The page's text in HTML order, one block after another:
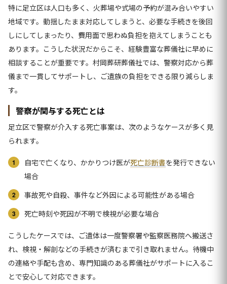
特に足立区は人口も多く、火葬場や式場の予約が混み合いやすい
地域です。動揺したまま対応してしまうと、必要な手続きを後回
しにしてしまったり、費用面で思わぬ負担を抱えてしまうことも
あります。こうした状況だからこそ、経験豊富な葬儀社に早めに
相談することが重要です。村岡葬研葬儀社では、警察対応から葬
儀まで一貫してサポートし、ご遺族の負担をできる限り減らしま
す。
警察が関与する死亡とは
足立区で警察が介入する死亡事案は、次のようなケースが多く見
られます。
自宅で亡くなり、かかりつけ医が死亡診断書を発行できない
場合
事故死や自殺、事件など外因による可能性がある場合
死亡時刻や死因が不明で検視が必要な場合
こうしたケースでは、ご遺体は一度警察署や監察医務院へ搬送さ
れ、検視・解剖などの手続きが済むまで引き取れません。待機中
の連絡や手配も含め、専門知識のある葬儀社がサポートに入るこ
とで安心して対応できます。